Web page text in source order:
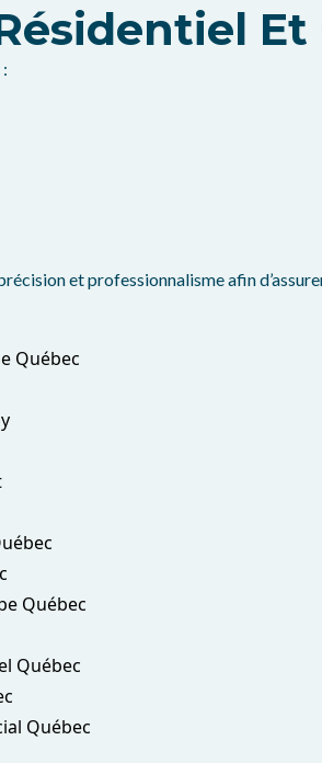
et professionnalisme afin
Québec
Québec
Québec
Québec